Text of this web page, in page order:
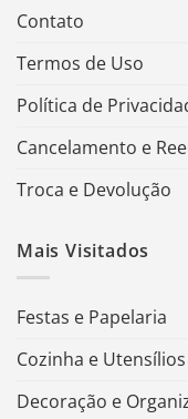
Contato
Termos de Uso
Política de
Cancelamento e
Troca e Devolução
Mais Visitados
Festas e Papelaria
Cozinha e Utensílios
Decoração e